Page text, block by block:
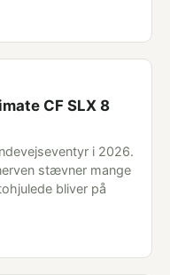
CF SLX 8
i 2026.
stævner mange
bliver på